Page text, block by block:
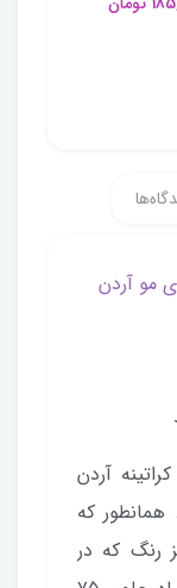
مو آردن
آردن
که
رنگ که در